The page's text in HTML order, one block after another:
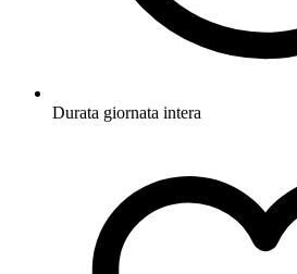
Durata giornata intera